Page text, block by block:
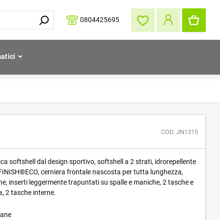
0804425695
COD. JN1315
softshell dal design sportivo, softshell a 2 strati, idrorepellente
cerniera frontale nascosta per tutta lunghezza,
inserti leggermente trapuntati su spalle e maniche, 2 tasche e
2 tasche interne.